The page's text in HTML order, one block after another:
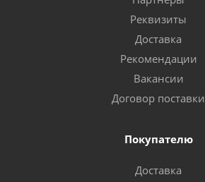
Реквизиты
Доставка
Рекомендации
Вакансии
Договор поставки
Покупателю
Доставка